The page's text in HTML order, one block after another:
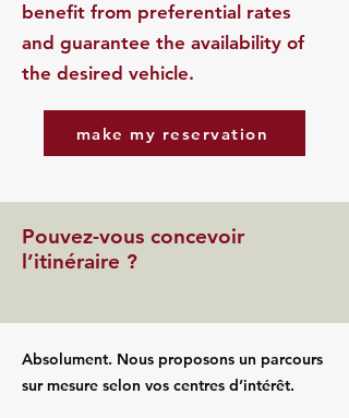
benefit from preferential rates
and guarantee the availability of
the desired vehicle.
make my reservation
Pouvez-vous concevoir
l’itinéraire ?
Absolument. Nous proposons un parcours
sur mesure selon vos centres d’intérêt.